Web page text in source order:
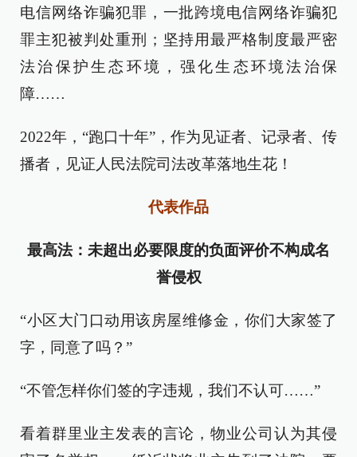
电信网络诈骗犯罪，一批跨境电信网络诈骗犯
罪主犯被判处重刑；坚持用最严格制度最严密
法治保护生态环境，强化生态环境法治保
障……
2022年，“跑口十年”，作为见证者、记录者、传
播者，见证人民法院司法改革落地生花！
代表作品
最高法：未超出必要限度的负面评价不构成名
誉侵权
“小区大门口动用该房屋维修金，你们大家签了
字，同意了吗？”
“不管怎样你们签的字违规，我们不认可……”
看着群里业主发表的言论，物业公司认为其侵